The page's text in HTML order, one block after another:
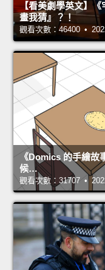
【看美劇學英文】
畫我猜』？！
觀看次數：46400 •
《Domics 的手繪故
候…
觀看次數：31707 •